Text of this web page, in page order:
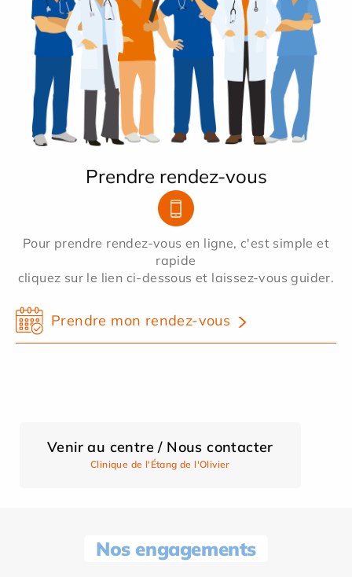
Prendre rendez-vous
Pour prendre rendez-vous en ligne, c'est simple et
rapide
cliquez sur le lien ci-dessous et laissez-vous guider.
Prendre mon rendez-vous
Venir au centre / Nous contacter
Clinique de l'Étang de l'Olivier
Nos engagements